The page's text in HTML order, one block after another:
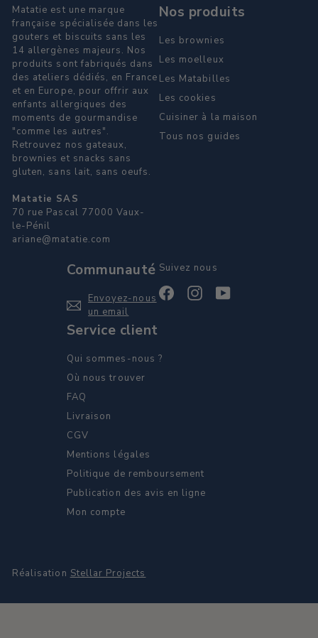
Matatie est une marque
française spécialisée dans les
gouters et biscuits sans les
14 allergènes majeurs. Nos
produits sont fabriqués dans
des ateliers dédiés, en France
et en Europe, pour offrir aux
enfants allergiques des
moments de gourmandise
"comme les autres".
Retrouvez nos gateaux,
brownies et snacks sans
gluten, sans lait, sans oeufs.
Matatie SAS
70 rue Pascal 77000 Vaux-
le-Pénil
ariane@matatie.com
Nos produits
Les brownies
Les moelleux
Les Matabilles
Les cookies
Cuisiner à la maison
Tous nos guides
Communauté
Envoyez-nous
un email
Suivez nous
FacebookInstagram
Service client
Qui sommes-nous ?
Où nous trouver
FAQ
Livraison
CGV
Mentions légales
Politique de remboursement
Publication des avis en ligne
Mon compte
Réalisation Stellar Projects